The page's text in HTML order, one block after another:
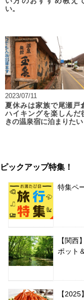
い。
2023/07/11
夏休みは家族で尾瀬戸
ハイキングを楽しんだ
きの温泉宿に泊まりたい
ピックアップ特集！
特集ペ
【関
ポット
【